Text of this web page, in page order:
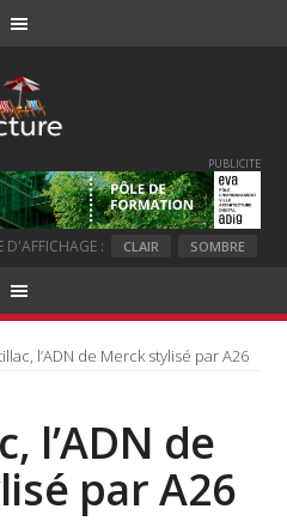
PUBLICITE
D'AFFICHAGE : CLAIR SOMBRE
l’ADN de Merck stylisé par A26
l’ADN de
par A26